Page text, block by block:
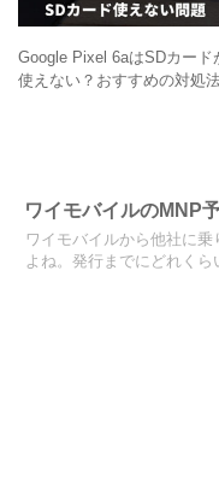
Google Pixel 6aはSDカード
使えない？おすすめの対処
ワイモバイルのMNP
ワイモバイルから他社に
よね。発行までにどれくら